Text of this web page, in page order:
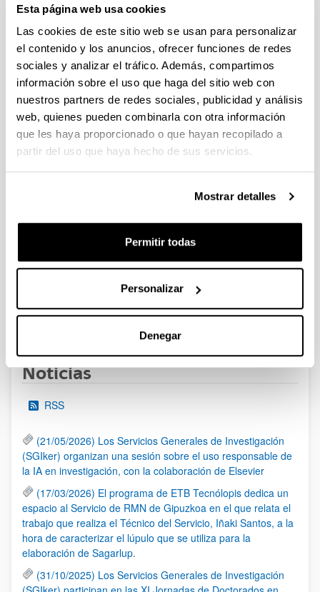
Esta página web usa cookies
Las cookies de este sitio web se usan para personalizar
el contenido y los anuncios, ofrecer funciones de redes
sociales y analizar el tráfico. Además, compartimos
información sobre el uso que haga del sitio web con
nuestros partners de redes sociales, publicidad y análisis
web, quienes pueden combinarla con otra información
que les haya proporcionado o que hayan recopilado a
partir del uso que haya hecho de sus servicios.
Mostrar detalles
Permitir todas
Personalizar
Denegar
Abierto el plazo de presentación (Fecha de fin del plazo de
presentación: 30/09/2026)
Plazo interno EHU documentación solicitudes : 15 de
septiembre de 2026
CONVOCATORIA PARA LA CONTRATACIÓN DE
PERSONAL INVESTIGADOR EN FORMACIÓN EN LA EHU
(2026)
Plazo de presentación cerrado: 15/06/2026 - 06/07/2026 23:59
PESQUERO Y ALIMENTARIO VASCO 2026-IKERTALENT
Plazo de presentación cerrado: 26/05/2026 - 02/06/2026
(12/06/2026) Listado provisional de solicitudes seleccionadas
y desestimadas. Plazo de presentación de alegaciones: hasta
el 17 de junio de 2026, inclusive.
1 2 3 ... 95
Noticias
RSS
(21/05/2026) Los Servicios Generales de Investigación
(SGIker) organizan una sesión sobre el uso responsable de
la IA en investigación, con la colaboración de Elsevier
(17/03/2026) El programa de ETB Tecnólopis dedica un
espacio al Servicio de RMN de Gipuzkoa en el que relata el
trabajo que realiza el Técnico del Servicio, Iñaki Santos, a la
hora de caracterizar el lúpulo que se utiliza para la
elaboración de Sagarlup.
(31/10/2025) Los Servicios Generales de Investigación